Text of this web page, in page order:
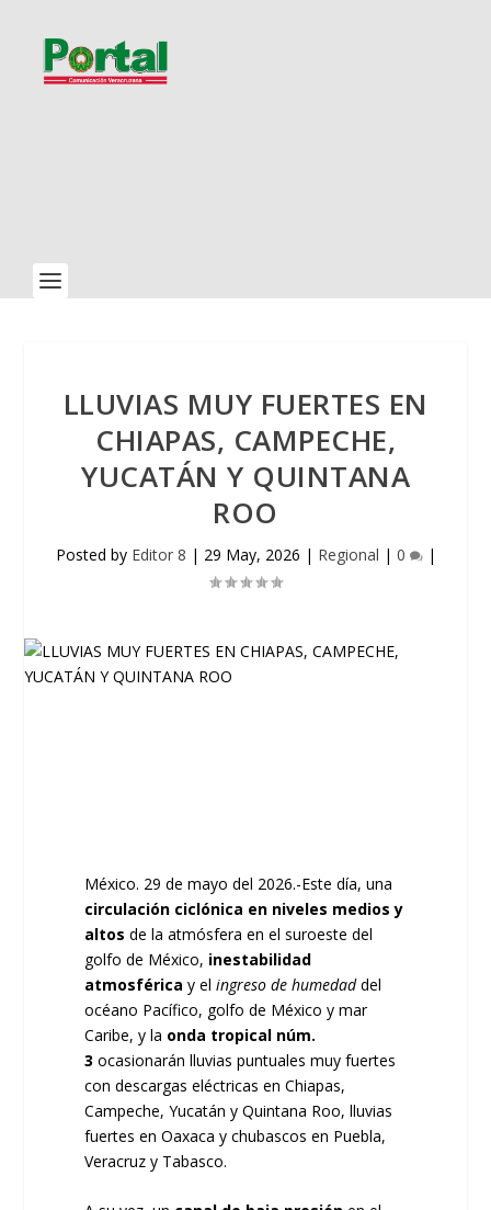
LLUVIAS MUY FUERTES EN
CHIAPAS, CAMPECHE,
YUCATÁN Y QUINTANA
ROO
Posted by Editor 8 | 29 May, 2026 | Regional | 0 |
México. 29 de mayo del 2026.-Este día, una
circulación ciclónica en niveles medios y
altos de la atmósfera en el suroeste del
golfo de México, inestabilidad
atmosférica y el ingreso de humedaddel
océano Pacífico, golfo de México y mar
Caribe, y la onda tropical núm.
3 ocasionarán lluvias puntuales muy fuertes
con descargas eléctricas en Chiapas,
Campeche, Yucatán y Quintana Roo, lluvias
fuertes en Oaxaca y chubascos en Puebla,
Veracruz y Tabasco.